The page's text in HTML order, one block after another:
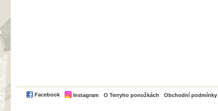
Facebook Instagram O Terryho ponožkách Obchodní podmínky
PayPal